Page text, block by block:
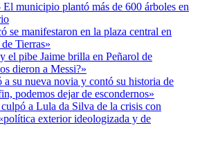
municipio plantó más de 600 árboles en
se manifestaron en la plaza central en
Tierras»
el pibe Jaime brilla en Peñarol de
dieron a Messi?»
a su nueva novia y contó su historia de
podemos dejar de escondernos»
a Lula da Silva de la crisis con
exterior ideologizada y de